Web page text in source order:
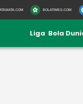
BOLATIMES.COM
Liga Bola